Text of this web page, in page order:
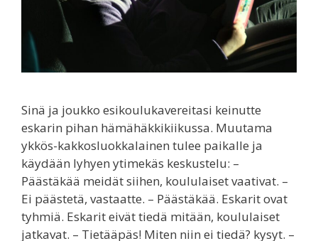
Sinä ja joukko esikoulukavereitasi keinutte
eskarin pihan hämähäkkikiikussa. Muutama
ykkös-kakkosluokkalainen tulee paikalle ja
käydään lyhyen ytimekäs keskustelu: –
Päästäkää meidät siihen, koululaiset vaativat. –
Ei päästetä, vastaatte. – Päästäkää. Eskarit ovat
tyhmiä. Eskarit eivät tiedä mitään, koululaiset
jatkavat. – Tietääpäs! Miten niin ei tiedä? kysyt. –